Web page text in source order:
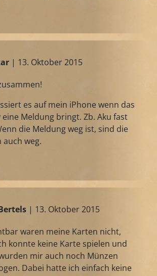
| 13. Oktober 2015
es auf mein iPhone wenn das
eine Meldung bringt. Zb. Aku fast
die Meldung weg ist, sind die
auch weg.
| 13. Oktober 2015
waren meine Karten nicht,
konnte keine Karte spielen und
mir auch noch Münzen
Dabei hatte ich einfach keine